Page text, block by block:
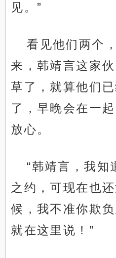
见。”
看见他们两个
来，韩靖言这家
草了，就算他们
了，早晚会在一
放心。
“韩靖言，我知
之约，可现在也
候，我不准你欺
就在这里说！”